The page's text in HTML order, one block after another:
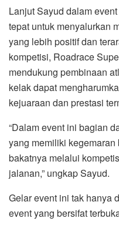
Lanjut Sayud dalam
tepat untuk menyalurkan
yang lebih positif dan
kompetisi, Roadrace
mendukung pembinaan
kelak dapat
kejuaraan dan prestasi
“Dalam event ini bagian
yang memiliki
bakatnya melalui
jalanan,” ungkap Sayud.
Gelar event ini tak hanya
event yang bersifat